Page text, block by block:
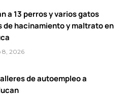
a 13 perros y varios gatos
de hacinamiento y maltrato en
8, 2026
de autoempleo a